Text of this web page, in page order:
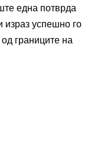
една потврда
израз успешно го
границите на